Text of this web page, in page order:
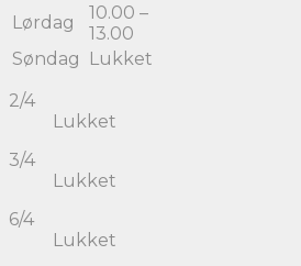
Lørdag
10.00 –
13.00
Søndag
Lukket
2/4
Lukket
3/4
Lukket
6/4
Lukket